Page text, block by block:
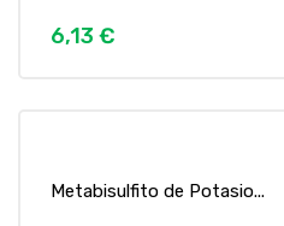
6,13 €
Metabisulfito de Potasio...